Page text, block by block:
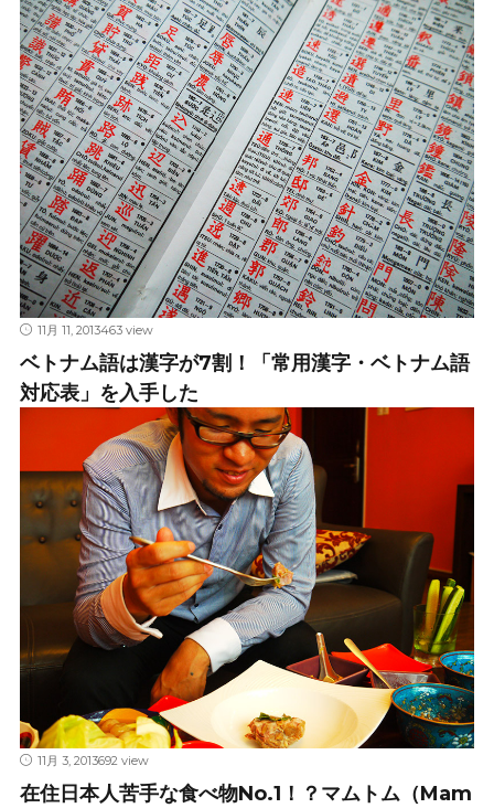
11月 11, 2013463 view
ベトナム語は漢字が7割！「常用漢字・ベトナム語
対応表」を入手した
11月 3, 2013692 view
在住日本人苦手な食べ物No.1！？マムトム（Mam